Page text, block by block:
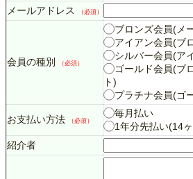
メールアドレス （必須）
会員の種別 （必須）
ブロンズ会員(メ
アイアン会員(ブ
シルバー会員(ア
ゴールド会員(ブ
ト)
プラチナ会員(ゴ
お支払い方法 （必須）
毎月払い
1年分先払い(14
紹介者